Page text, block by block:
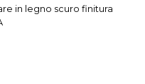
in legno scuro finitura